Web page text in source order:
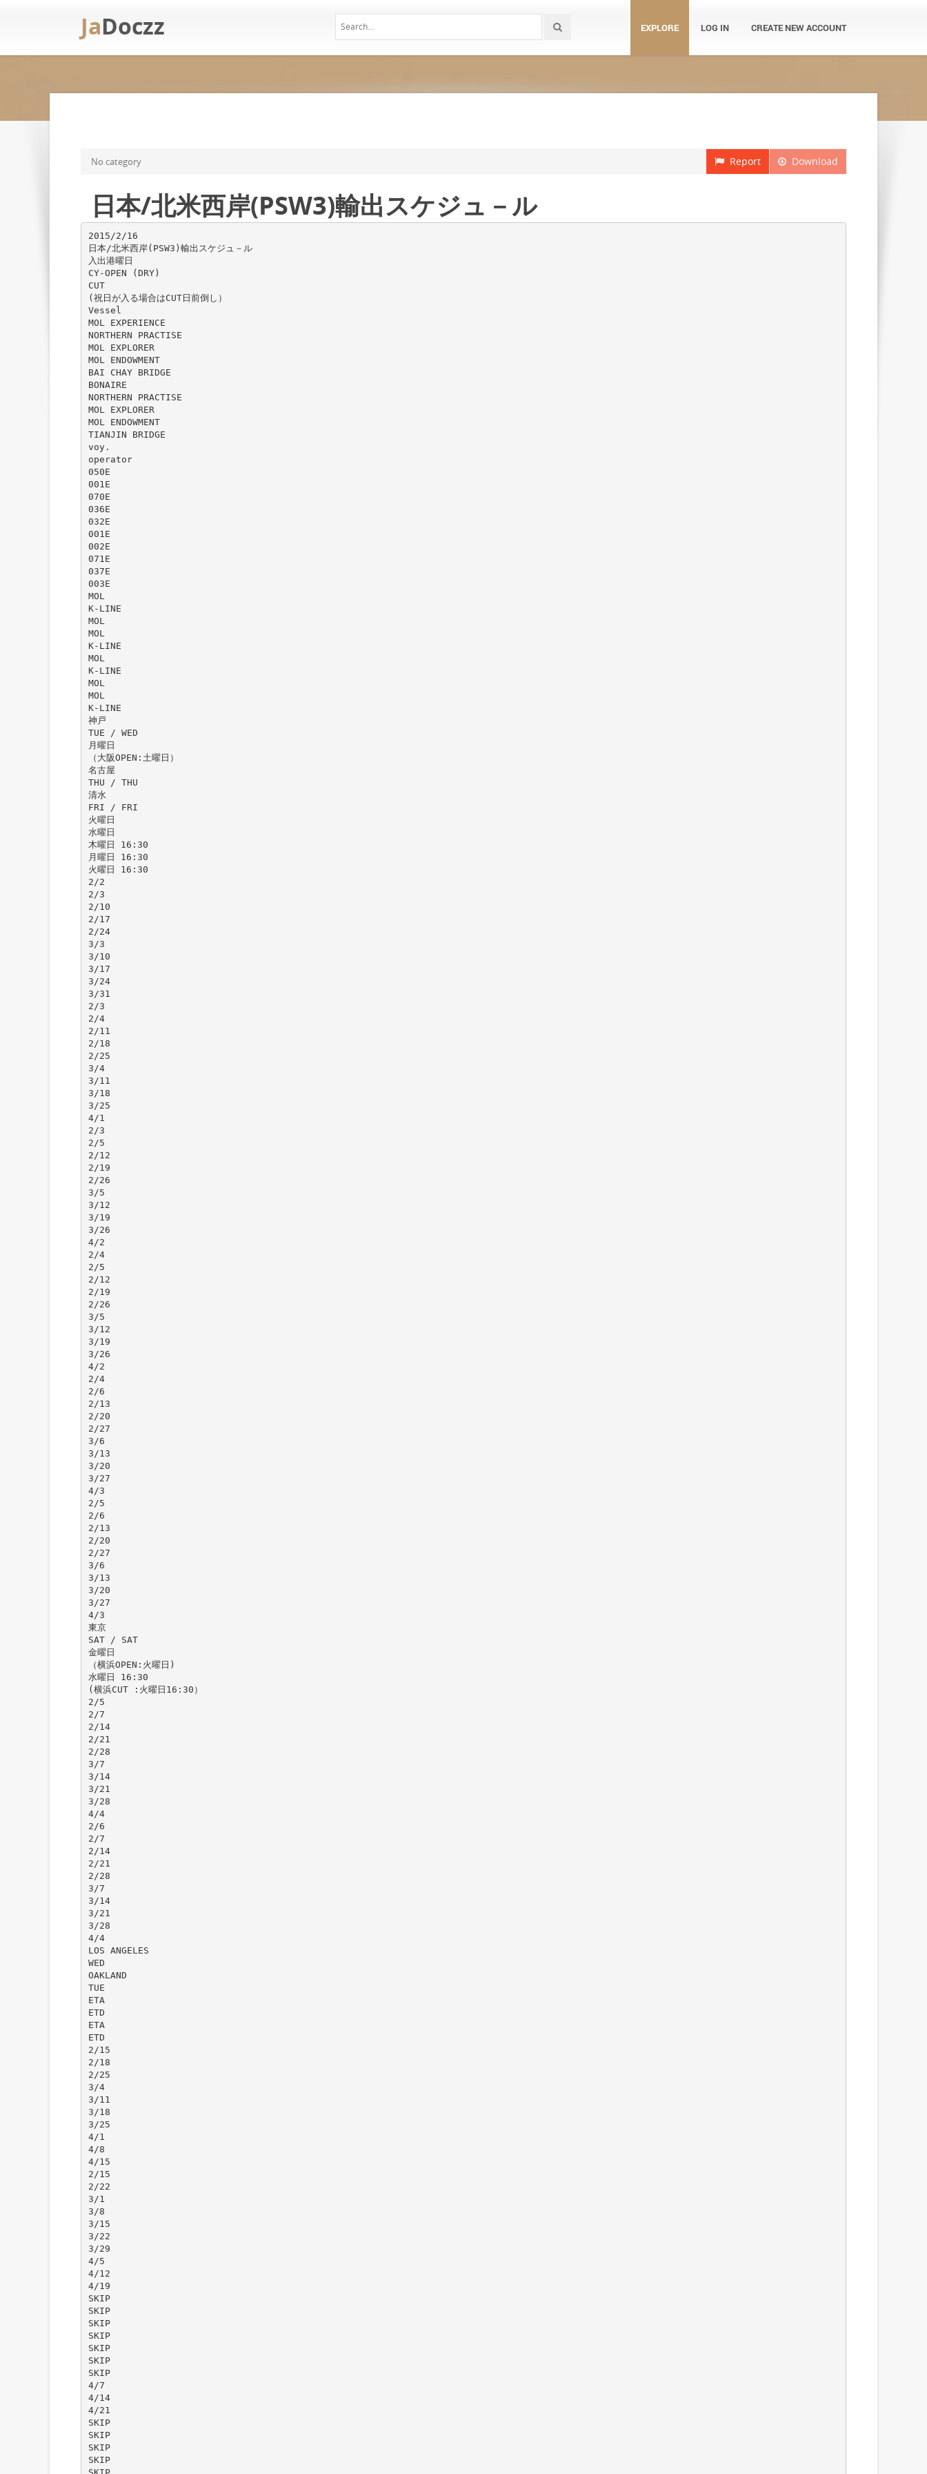
JaDoczz EXPLORE LOG IN CREATE NEW ACCOUNT
Download
Report
No category
日本/北米西岸(PSW3)輸出スケジュ－ル
2015/2/16
日本/北米西岸(PSW3)輸出スケジュ－ル
入出港曜日
CY-OPEN (DRY)
CUT
(祝日が入る場合はCUT日前倒し）
Vessel
MOL EXPERIENCE
NORTHERN PRACTISE
MOL EXPLORER
MOL ENDOWMENT
BAI CHAY BRIDGE
BONAIRE
NORTHERN PRACTISE
MOL EXPLORER
MOL ENDOWMENT
TIANJIN BRIDGE
voy.
operator
050E
001E
070E
036E
032E
001E
002E
071E
037E
003E
MOL
K-LINE
MOL
MOL
K-LINE
MOL
K-LINE
MOL
MOL
K-LINE
神戸
TUE / WED
月曜日
（大阪OPEN:土曜日）
名古屋
THU / THU
清水
FRI / FRI
火曜日
水曜日
木曜日 16:30
月曜日 16:30
火曜日 16:30
2/2
2/3
2/10
2/17
2/24
3/3
3/10
3/17
3/24
3/31
2/3
2/4
2/11
2/18
2/25
3/4
3/11
3/18
3/25
4/1
2/3
2/5
2/12
2/19
2/26
3/5
3/12
3/19
3/26
4/2
2/4
2/5
2/12
2/19
2/26
3/5
3/12
3/19
3/26
4/2
2/4
2/6
2/13
2/20
2/27
3/6
3/13
3/20
3/27
4/3
2/5
2/6
2/13
2/20
2/27
3/6
3/13
3/20
3/27
4/3
東京
SAT / SAT
金曜日
（横浜OPEN:火曜日)
水曜日 16:30
(横浜CUT :火曜日16:30）
2/5
2/7
2/14
2/21
2/28
3/7
3/14
3/21
3/28
4/4
2/6
2/7
2/14
2/21
2/28
3/7
3/14
3/21
3/28
4/4
LOS ANGELES
WED
OAKLAND
TUE
ETA
ETD
ETA
ETD
2/15
2/18
2/25
3/4
3/11
3/18
3/25
4/1
4/8
4/15
2/15
2/22
3/1
3/8
3/15
3/22
3/29
4/5
4/12
4/19
SKIP
SKIP
SKIP
SKIP
SKIP
SKIP
SKIP
4/7
4/14
4/21
SKIP
SKIP
SKIP
SKIP
SKIP